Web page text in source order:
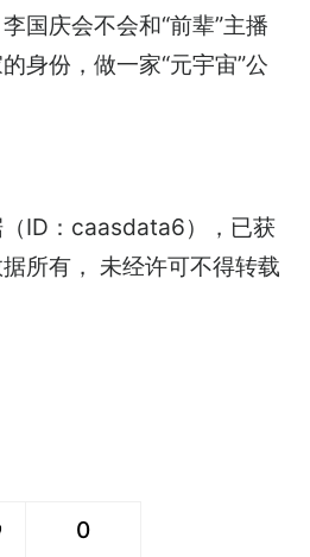
国庆会不会和“前辈”主播
身份，做一家“元宇宙”公
ID：caasdata6），已获
所有， 未经许可不得转载
0